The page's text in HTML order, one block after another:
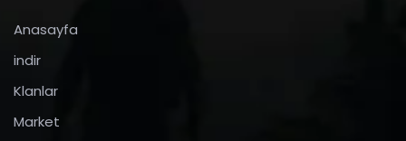
Anasayfa
indir
Klanlar
Market